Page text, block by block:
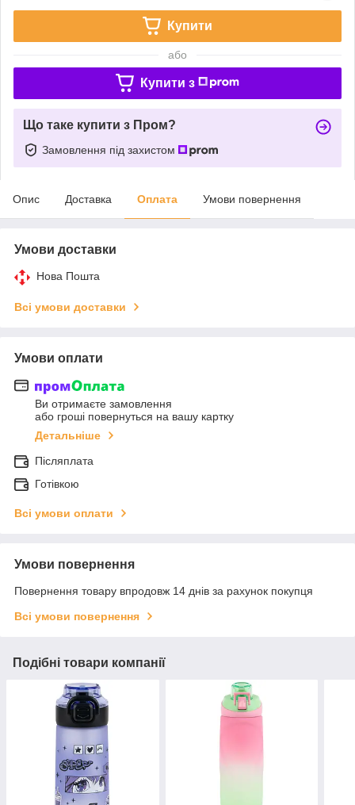
Купити
або
Купити з
Що таке купити з Пром?
Замовлення під захистом
Опис Доставка Оплата Умови повернення
Умови доставки
Нова Пошта
Всі умови доставки
Умови оплати
Ви отримаєте замовлення
або гроші повернуться на вашу картку
Детальніше
Післяплата
Готівкою
Всі умови оплати
Умови повернення
Повернення товару впродовж 14 днів за рахунок покупця
Всі умови повернення
Подібні товари компанії